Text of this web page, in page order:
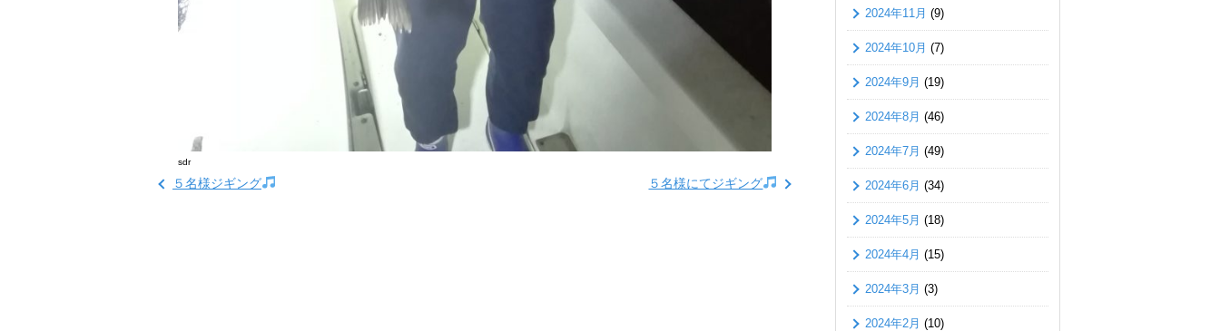
sdr
５名様ジギング ５名様にてジギング
2024年11月 (9)
2024年10月 (7)
2024年9月 (19)
2024年8月 (46)
2024年7月 (49)
2024年6月 (34)
2024年5月 (18)
2024年4月 (15)
2024年3月 (3)
2024年2月 (10)